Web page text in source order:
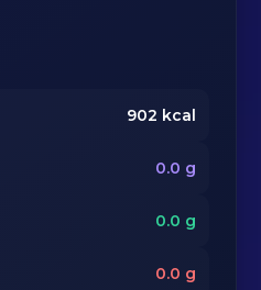
902 kcal
0.0 g
0.0 g
0.0 g